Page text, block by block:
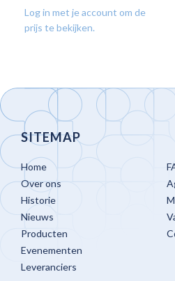
Log in met je account om de
prijs te bekijken.
SITEMAP
Home
Over ons
Historie
Nieuws
Producten
Evenementen
Leveranciers